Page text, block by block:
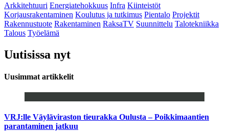
Arkkitehtuuri Energiatehokkuus Infra Kiinteistöt
Korjausrakentaminen Koulutus ja tutkimus Pientalo Projektit
Rakennustuote Rakentaminen RaksaTV Suunnittelu Talotekniikka
Talous Työelämä
Uutisissa nyt
Uusimmat artikkelit
VRJ:lle Väyläviraston tieurakka Oulusta – Poikkimaantien
parantaminen jatkuu